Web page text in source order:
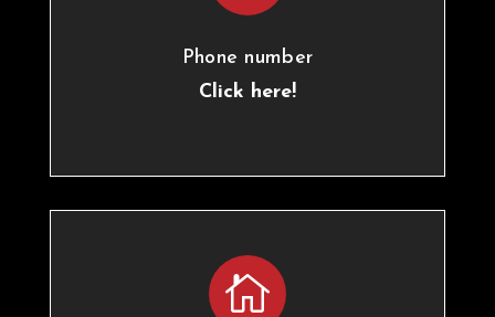
Phone number
Click here!
